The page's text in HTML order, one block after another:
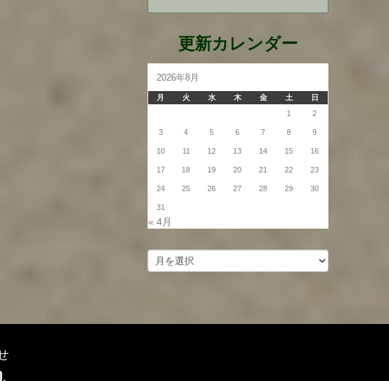
更新カレンダー
2026年8月
月 火 水 木 金 土
日
1
2
3 4 5 6 7 8 9
10 11 12 13 14 15 16
17 18 19 20 21 22 23
24 25 26 27 28 29 30
31
« 4月